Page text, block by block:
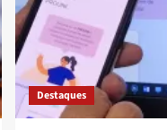
Destaques